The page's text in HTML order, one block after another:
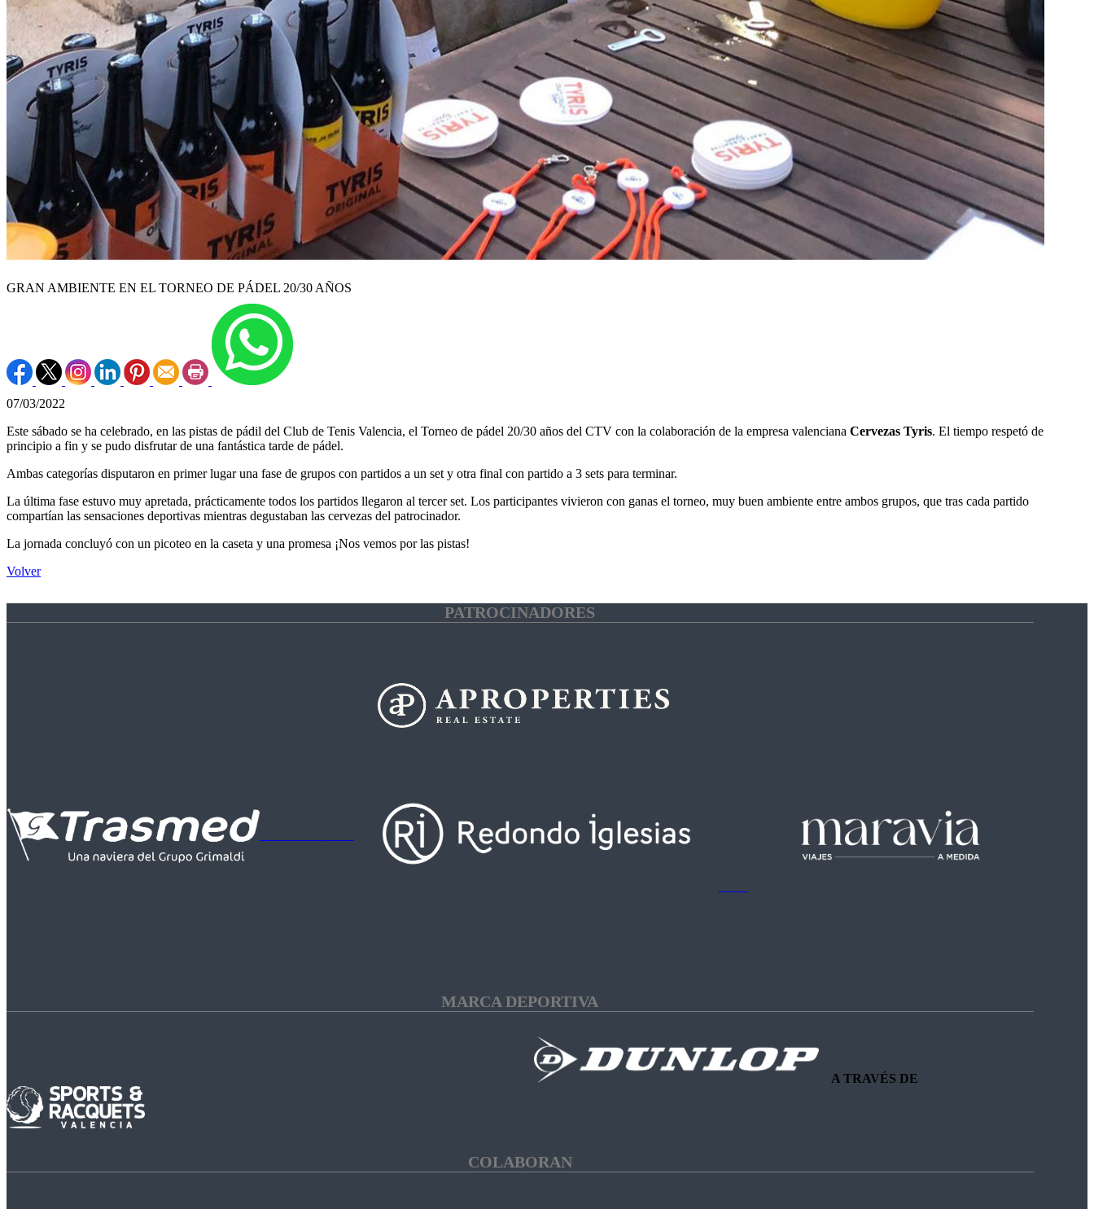
GRAN AMBIENTE EN EL TORNEO DE PÁDEL 20/30 AÑOS
07/03/2022
Este sábado se ha celebrado, en las pistas de pádil del Club de Tenis Valencia, el Torneo de pádel 20/30 años del CTV con la colaboración de la empresa valenciana Cervezas Tyris. El tiempo respetó de
principio a fin y se pudo disfrutar de una fantástica tarde de pádel.
Ambas categorías disputaron en primer lugar una fase de grupos con partidos a un set y otra final con partido a 3 sets para terminar.
La última fase estuvo muy apretada, prácticamente todos los partidos llegaron al tercer set. Los participantes vivieron con ganas el torneo, muy buen ambiente entre ambos grupos, que tras cada partido
compartían las sensaciones deportivas mientras degustaban las cervezas del patrocinador.
La jornada concluyó con un picoteo en la caseta y una promesa ¡Nos vemos por las pistas!
Volver
PATROCINADORES
MARCA DEPORTIVA
A TRAVÉS DE
COLABORAN